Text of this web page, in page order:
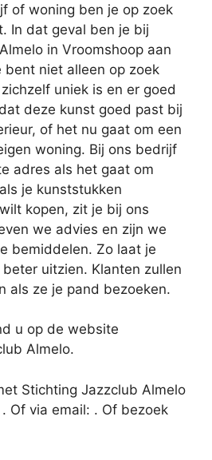
of woning ben je op zoek
In dat geval ben je bij
in Vroomshoop aan
bent niet alleen op zoek
uniek is en er goed
deze kunst goed past bij
of het nu gaat om een
woning. Bij ons bedrijf
adres als het gaat om
je kunststukken
kopen, zit je bij ons
we advies en zijn we
bemiddelen. Zo laat je
uitzien. Klanten zullen
als ze je pand bezoeken.
u op de website
Almelo.
Stichting Jazzclub Almelo
Of via email: . Of bezoek